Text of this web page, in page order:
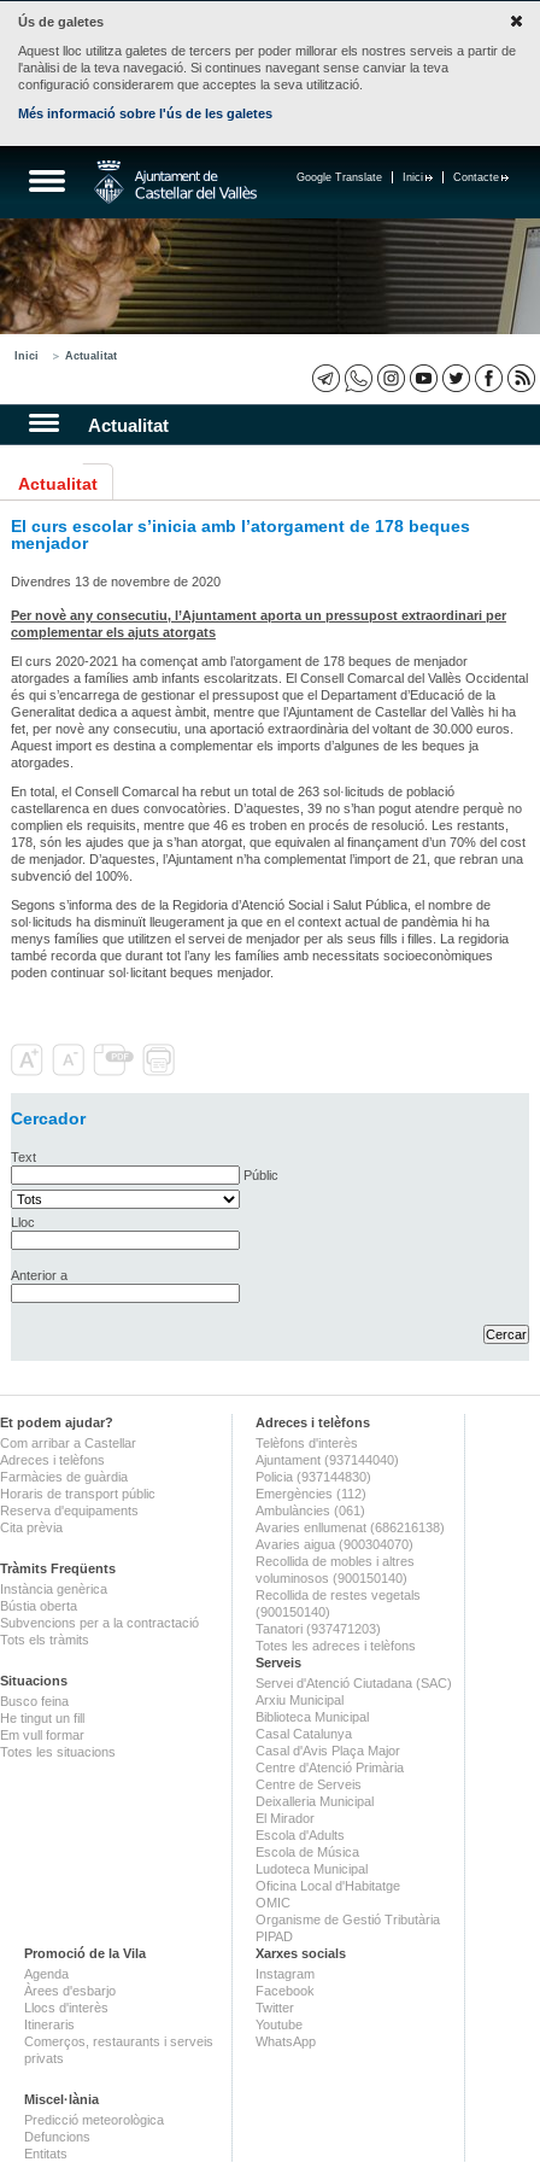
Ús de galetes
Aquest lloc utilitza galetes de tercers per poder millorar els nostres serveis a partir de
l'anàlisi de la teva navegació. Si continues navegant sense canviar la teva
configuració considerarem que acceptes la seva utilització.
Més informació sobre l'ús de les galetes
Contacte
Inici
Google Translate
Inici Actualitat
Actualitat
Actualitat
El curs escolar s’inicia amb l’atorgament de 178 beques
menjador
Divendres 13 de novembre de 2020
Per novè any consecutiu, l’Ajuntament aporta un pressupost extraordinari per
complementar els ajuts atorgats
El curs 2020-2021 ha començat amb l’atorgament de 178 beques de menjador
atorgades a famílies amb infants escolaritzats. El Consell Comarcal del Vallès Occidental
és qui s’encarrega de gestionar el pressupost que el Departament d’Educació de la
Generalitat dedica a aquest àmbit, mentre que l’Ajuntament de Castellar del Vallès hi ha
fet, per novè any consecutiu, una aportació extraordinària del voltant de 30.000 euros.
Aquest import es destina a complementar els imports d’algunes de les beques ja
atorgades.
En total, el Consell Comarcal ha rebut un total de 263 sol·licituds de població
castellarenca en dues convocatòries. D’aquestes, 39 no s’han pogut atendre perquè no
complien els requisits, mentre que 46 es troben en procés de resolució. Les restants,
178, són les ajudes que ja s’han atorgat, que equivalen al finançament d’un 70% del cost
de menjador. D’aquestes, l’Ajuntament n’ha complementat l’import de 21, que rebran una
subvenció del 100%.
Segons s’informa des de la Regidoria d’Atenció Social i Salut Pública, el nombre de
sol·licituds ha disminuït lleugerament ja que en el context actual de pandèmia hi ha
menys famílies que utilitzen el servei de menjador per als seus fills i filles. La regidoria
també recorda que durant tot l’any les famílies amb necessitats socioeconòmiques
poden continuar sol·licitant beques menjador.
Cercador
Text
Públic
Lloc
Anterior a
Et podem ajudar?
Com arribar a Castellar
Adreces i telèfons
Farmàcies de guàrdia
Horaris de transport públic
Reserva d'equipaments
Cita prèvia
Tràmits Freqüents
Instància genèrica
Bústia oberta
Subvencions per a la contractació
Tots els tràmits
Situacions
Busco feina
He tingut un fill
Em vull formar
Totes les situacions
Adreces i telèfons
Telèfons d'interès
Ajuntament (937144040)
Policia (937144830)
Emergències (112)
Ambulàncies (061)
Avaries enllumenat (686216138)
Avaries aigua (900304070)
Recollida de mobles i altres
voluminosos (900150140)
Recollida de restes vegetals
(900150140)
Tanatori (937471203)
Totes les adreces i telèfons
Serveis
Servei d'Atenció Ciutadana (SAC)
Arxiu Municipal
Biblioteca Municipal
Casal Catalunya
Casal d'Avis Plaça Major
Centre d'Atenció Primària
Centre de Serveis
Deixalleria Municipal
El Mirador
Escola d'Adults
Escola de Música
Ludoteca Municipal
Oficina Local d'Habitatge
OMIC
Organisme de Gestió Tributària
PIPAD
Promoció de la Vila
Agenda
Àrees d'esbarjo
Llocs d'interès
Itineraris
Comerços, restaurants i serveis
privats
Miscel·lània
Predicció meteorològica
Defuncions
Entitats
Xarxes socials
Instagram
Facebook
Twitter
Youtube
WhatsApp